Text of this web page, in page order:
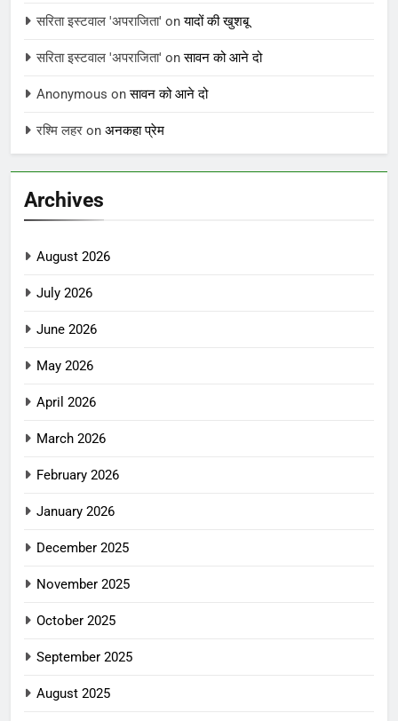
सरिता इस्टवाल 'अपराजिता' onयादों की खुशबू
सरिता इस्टवाल 'अपराजिता' onसावन को आने दो
Anonymous onसावन को आने दो
रश्मि लहर on अनकहा प्रेम
Archives
August 2026
July 2026
June 2026
May 2026
April 2026
March 2026
February 2026
January 2026
December 2025
November 2025
October 2025
September 2025
August 2025